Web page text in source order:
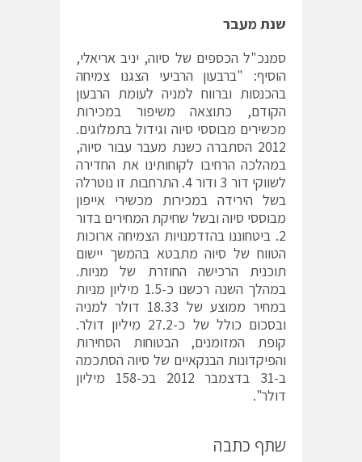
שנת מעבר
סמנכ"ל הכספים של סיוה, יניב אריאלי,
הוסיף: "ברבעון הרביעי הצגנו צמיחה
בהכנסות וברווח למניה לעומת הרבעון
הקודם, כתוצאה משיפור במכירות
מכשירים מבוססי סיוה וגידול בתמלוגים.
2012 הסתברה כשנת מעבר עבור סיוה,
במהלכה הרחיבו לקוחותינו את החדירה
לשווקי דור 3 ודור 4. התרחבות זו נוטרלה
בשל הירידה במכירות מכשירי אייפון
מבוססי סיוה ובשל שחיקת המחירים בדור
2. ביטחוננו בהזדמנויות הצמיחה ארוכות
הטווח של סיוה מתבטא בהמשך יישום
תוכנית הרכישה החוזרת של מניות.
במהלך השנה רכשנו כ-1.5 מיליון מניות
במחיר ממוצע של 18.33 דולר למניה
ובסכום כולל של כ-27.2 מיליון דולר.
קופת המזומנים, הבטוחות הסחירות
והפיקדונות הבנקאיים של סיוה הסתכמה
ב-31 בדצמבר 2012 בכ-158 מיליון
דולר".
שתף כתבה